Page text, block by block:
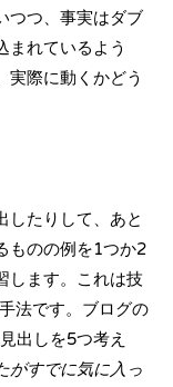
つつ、事実はダブ
まれているよう
実際に動くかどう
したりして、あと
ものの例を1つか2
します。これは技
法です。ブログの
出しを5つ考え
がすでに気に入っ